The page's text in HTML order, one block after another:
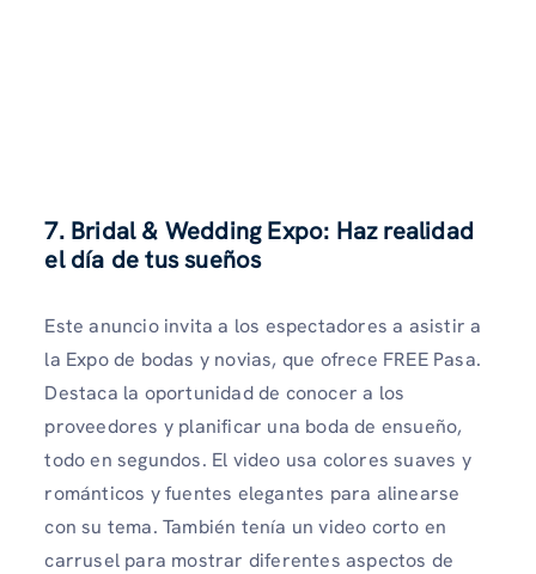
7. Bridal & Wedding Expo: Haz realidad
el día de tus sueños
Este anuncio invita a los espectadores a asistir a
la Expo de bodas y novias, que ofrece FREE Pasa.
Destaca la oportunidad de conocer a los
proveedores y planificar una boda de ensueño,
todo en segundos. El video usa colores suaves y
románticos y fuentes elegantes para alinearse
con su tema. También tenía un video corto en
carrusel para mostrar diferentes aspectos de